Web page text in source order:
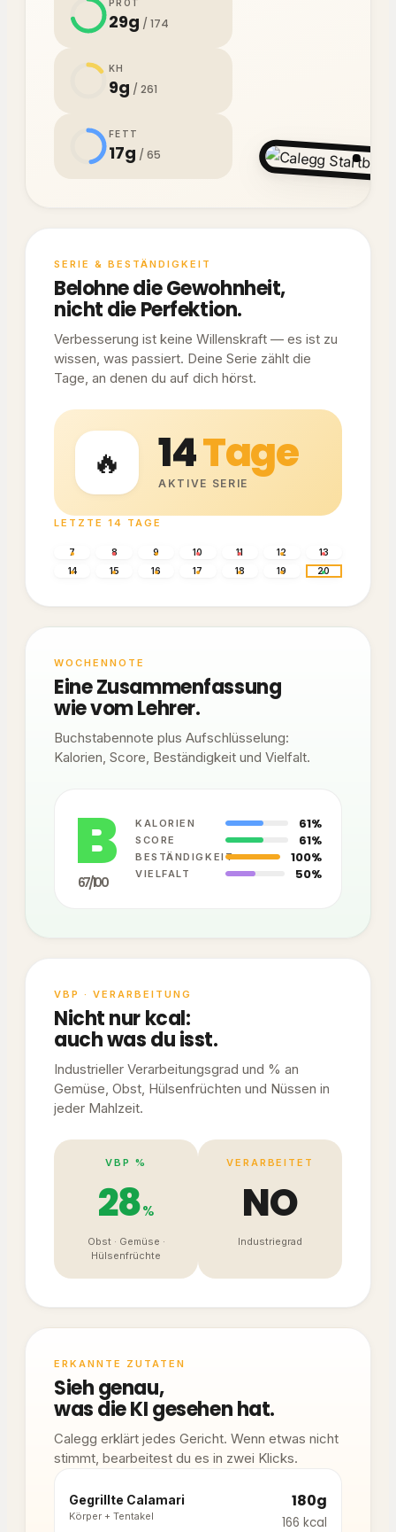
PROT
29g / 174
KH
9g / 261
FETT
17g / 65
SERIE & BESTÄNDIGKEIT
Belohne die Gewohnheit,
nicht die Perfektion.
Verbesserung ist keine Willenskraft — es ist zu
wissen, was passiert. Deine Serie zählt die
Tage, an denen du auf dich hörst.
🔥 14Tage
AKTIVE SERIE
LETZTE 14 TAGE
7 8 9 10 11 12
13
14
15 16 17 18 19 20
WOCHENNOTE
Eine Zusammenfassung
wie vom Lehrer.
Buchstabennote plus Aufschlüsselung:
Kalorien, Score, Beständigkeit und Vielfalt.
B
67/100
KALORIEN 61%
SCORE 61%
BESTÄNDIGKEIT 100%
VIELFALT 50%
VBP · VERARBEITUNG
Nicht nur kcal:
auch was du isst.
Industrieller Verarbeitungsgrad und % an
Gemüse, Obst, Hülsenfrüchten und Nüssen in
jeder Mahlzeit.
VBP %
28%
Obst · Gemüse ·
Hülsenfrüchte
VERARBEITET
NO
Industriegrad
ERKANNTE ZUTATEN
Sieh genau,
was die KI gesehen hat.
Calegg erklärt jedes Gericht. Wenn etwas nicht
stimmt, bearbeitest du es in zwei Klicks.
Gegrillte Calamari
Körper + Tentakel
180g
166 kcal